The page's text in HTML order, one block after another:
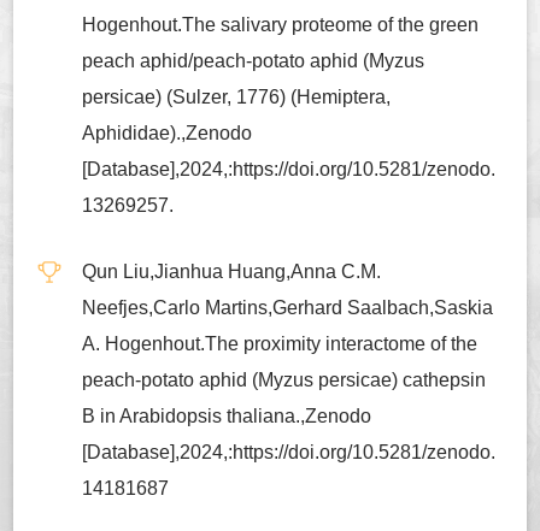
Hogenhout.The salivary proteome of the green
peach aphid/peach-potato aphid (Myzus
persicae) (Sulzer, 1776) (Hemiptera,
Aphididae).,Zenodo
[Database],2024,:https://doi.org/10.5281/zenodo.
13269257.
Qun Liu,Jianhua Huang,Anna C.M.
Neefjes,Carlo Martins,Gerhard Saalbach,Saskia
A. Hogenhout.The proximity interactome of the
peach-potato aphid (Myzus persicae) cathepsin
B in Arabidopsis thaliana.,Zenodo
[Database],2024,:https://doi.org/10.5281/zenodo.
14181687